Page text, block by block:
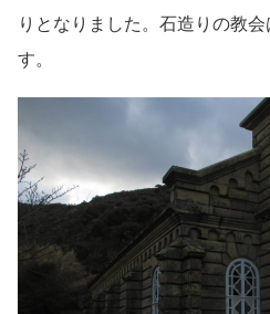
りとなりました。石造りの教
す。